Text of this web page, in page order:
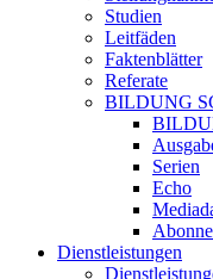
Studien
Leitfäden
Faktenblätter
Referate
BILDUNG
Serien
Echo
Dienstleistungen